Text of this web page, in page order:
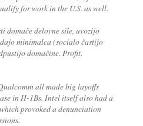
for work in the U.S. as well.
domače delovne sile, uvozijo
minimalca (socialo častijo
domačine. Profit.
all made big layoffs
in H-1Bs. Intel itself also had a
provoked a denunciation